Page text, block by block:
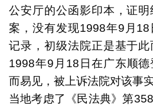
公安厅的公函影印本，证
案，没有发现1998年9月
记录，初级法院正是基于
1998年9月18日在广东顺
而易见，被上诉法院对该事
当地考虑了《民法典》第